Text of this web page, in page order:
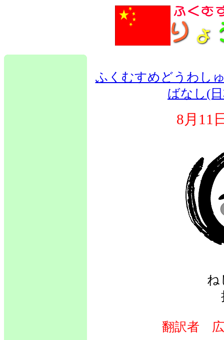
ふくむすめどうわし
ばなし(
8月11
ね
翻訳者 広